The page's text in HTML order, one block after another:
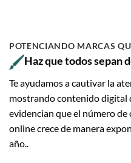
POTENCIANDO MARCAS
Haz que todos sepan
Te ayudamos a cautivar la
mostrando contenido digital
evidencian que el número
online crece de manera
año..